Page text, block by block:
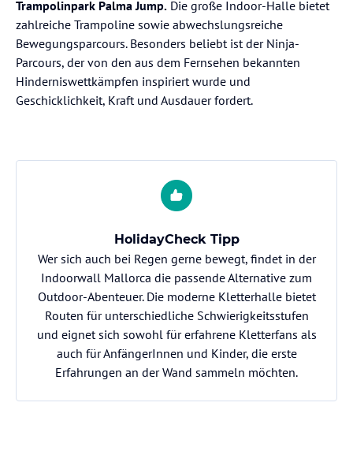
Trampolinpark Palma Jump. Die große Indoor-Halle bietet
zahlreiche Trampoline sowie abwechslungsreiche
Bewegungsparcours. Besonders beliebt ist der Ninja-
Parcours, der von den aus dem Fernsehen bekannten
Hinderniswettkämpfen inspiriert wurde und
Geschicklichkeit, Kraft und Ausdauer fordert.
HolidayCheck Tipp
Wer sich auch bei Regen gerne bewegt, findet in der
Indoorwall Mallorca die passende Alternative zum
Outdoor-Abenteuer. Die moderne Kletterhalle bietet
Routen für unterschiedliche Schwierigkeitsstufen
und eignet sich sowohl für erfahrene Kletterfans als
auch für AnfängerInnen und Kinder, die erste
Erfahrungen an der Wand sammeln möchten.